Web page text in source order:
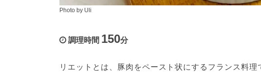
Photo by Uli
調理時間 150分
リエットとは、豚肉をペースト状にするフランス料